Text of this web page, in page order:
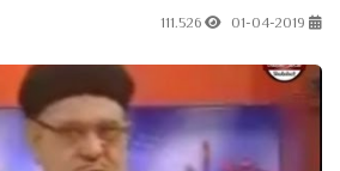
01-04-2019
111.526